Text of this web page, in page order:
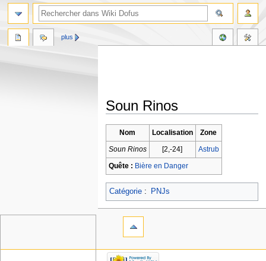
Soun Rinos
Aller
à
la
navigation
Aller
à
la
recherche
Nom Localisation
Zone
Soun Rinos
[2,-24]
Astrub
Quête : Bière en Danger
Catégorie: PNJs
plus